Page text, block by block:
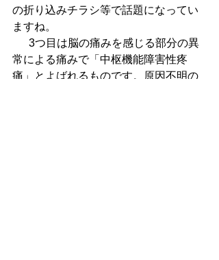
の折り込みチラシ等で話題になってい
ますね。
常による痛みで「中枢機能障害性疼
痛」とよばれるものです。原因不明の